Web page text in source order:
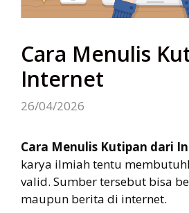
Cara Menulis
Internet
26/04/2026
Cara Menulis Kutipan dari
karya ilmiah tentu
valid. Sumber tersebut bisa
maupun berita di internet.